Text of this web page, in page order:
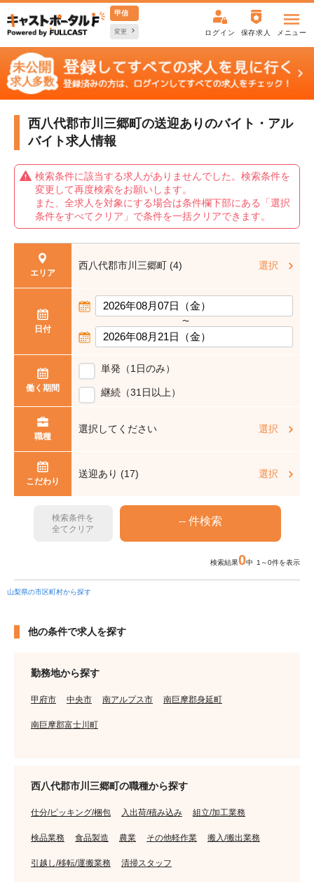
甲信
変更 ログイン 保存求人 メニュー
西八代郡市川三郷町の送迎ありのバイト・アル
バイト求人情報
検索条件に該当する求人がありませんでした。検索条件を
変更して再度検索をお願いします。
また、全求人を対象にする場合は条件欄下部にある「選択
条件をすべてクリア」で条件を一括クリアできます。
エリア
西八代郡市川三郷町 (4) 選択
日付
〜
働く期間
単発（1日のみ）
継続（31日以上）
職種
選択してください 選択
こだわり
送迎あり (17) 選択
検索条件を
全てクリア
検索結果0中 1～0件を表示
山梨県の市区町村から探す
他の条件で求人を探す
勤務地から探す
甲府市 中央市 南アルプス市 南巨摩郡身延町
南巨摩郡富士川町
西八代郡市川三郷町の職種から探す
仕分/ピッキング/梱包 入出荷/積み込み 組立/加工業務
検品業務 食品製造 農業 その他軽作業 搬入/搬出業務
引越し/移転/運搬業務 清掃スタッフ